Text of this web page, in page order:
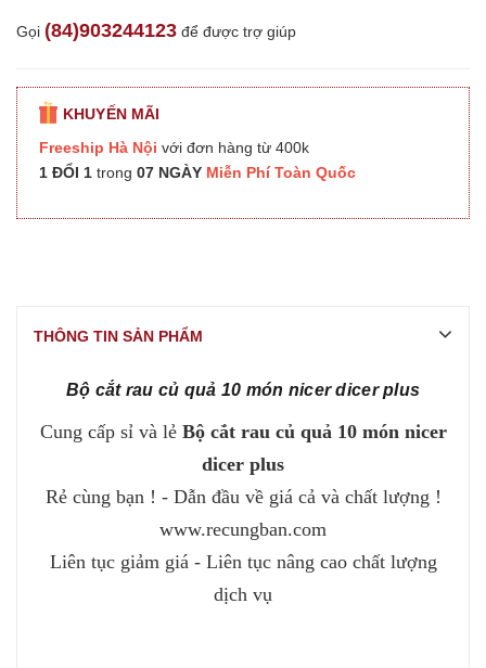
Gọi (84)903244123 để được trợ giúp
KHUYẾN MÃI
Freeship Hà Nội với đơn hàng từ 400k
1 ĐỔI 1 trong 07 NGÀY Miễn Phí Toàn Quốc
THÔNG TIN SẢN PHẨM
Bộ cắt rau củ quả 10 món nicer dicer plus
Cung cấp sỉ và lẻ Bộ cắt rau củ quả 10 món nicer
dicer plus
Rẻ cùng bạn ! - Dẫn đầu về giá cả và chất lượng !
www.recungban.com
Liên tục giảm giá - Liên tục nâng cao chất lượng
dịch vụ